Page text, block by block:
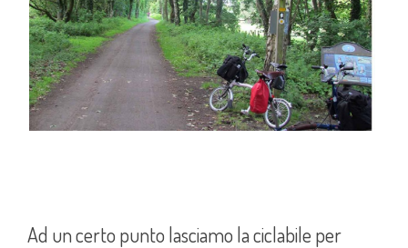
Ad un certo punto lasciamo la ciclabile per